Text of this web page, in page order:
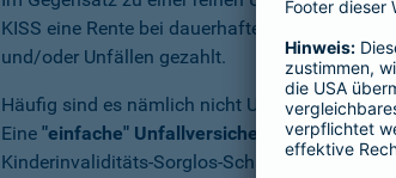
KISS eine Rente bei dauerhaften körperlichen
und/oder Unfällen gezahlt.
Häufig sind es nämlich nicht Unfälle, die zur
Eine "einfache" Unfallversicherung kann da
Kinderinvaliditäts-Sorglos-Schutz (KISS)